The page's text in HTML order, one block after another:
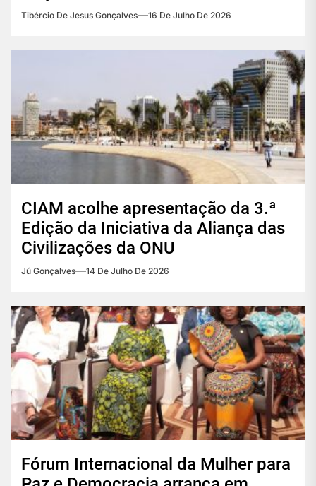
Tibércio De Jesus Gonçalves 16 De Julho De 2026
CIAM acolhe apresentação da 3.ª
Edição da Iniciativa da Aliança das
Civilizações da ONU
Jú Gonçalves 14 De Julho De 2026
Fórum Internacional da Mulher para